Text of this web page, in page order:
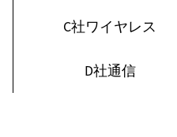
C社ワイヤレス
D社通信